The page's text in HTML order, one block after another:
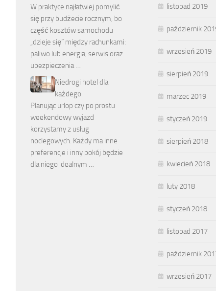
listopad 2019
październik
wrzesień 2019
sierpień 2019
marzec 2019
styczeń 2019
sierpień 2018
kwiecień 2018
luty 2018
styczeń 2018
listopad 2017
październik
wrzesień 2017
W praktyce najłatwiej pomylić
się przy budżecie rocznym, bo
część kosztów samochodu
„dzieje się” między rachunkami:
paliwo lub energia, serwis oraz
ubezpieczenia …
Niedrogi hotel dla
każdego
Planując urlop czy po prostu
weekendowy wyjazd
korzystamy z usług
noclegowych. Każdy ma inne
preferencje i inny pokój będzie
dla niego idealnym …